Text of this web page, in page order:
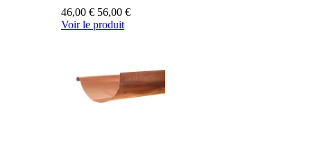
46,00 € 56,00 €
Voir le produit